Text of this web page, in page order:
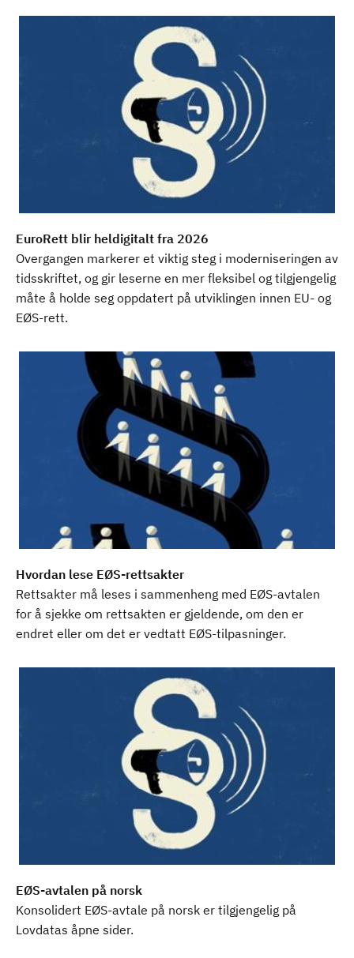
EuroRett blir heldigitalt fra 2026
Overgangen markerer et viktig steg i moderniseringen av
tidsskriftet, og gir leserne en mer fleksibel og tilgjengelig
måte å holde seg oppdatert på utviklingen innen EU- og
EØS-rett.
Hvordan lese EØS-rettsakter
Rettsakter må leses i sammenheng med EØS-avtalen
for å sjekke om rettsakten er gjeldende, om den er
endret eller om det er vedtatt EØS-tilpasninger.
EØS-avtalen på norsk
Konsolidert EØS-avtale på norsk er tilgjengelig på
Lovdatas åpne sider.